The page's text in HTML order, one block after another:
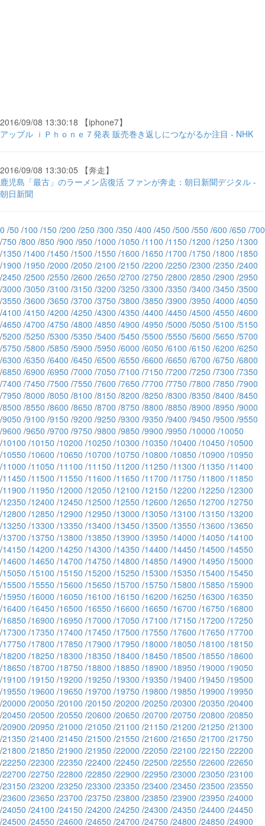
2016/09/08 13:30:18 【iphone7】
アップル ｉＰｈｏｎｅ７発表 販売巻き返しにつながるか注目 - NHK
2016/09/08 13:30:05 【奔走】
鹿児島「最古」のラーメン店復活 ファンが奔走：朝日新聞デジタル -
朝日新聞
0 /50 /100 /150 /200 /250 /300 /350 /400 /450 /500 /550 /600 /650 /700
/750 /800 /850 /900 /950 /1000 /1050 /1100 /1150 /1200 /1250 /1300
/1350 /1400 /1450 /1500 /1550 /1600 /1650 /1700 /1750 /1800 /1850
/1900 /1950 /2000 /2050 /2100 /2150 /2200 /2250 /2300 /2350 /2400
/2450 /2500 /2550 /2600 /2650 /2700 /2750 /2800 /2850 /2900 /2950
/3000 /3050 /3100 /3150 /3200 /3250 /3300 /3350 /3400 /3450 /3500
/3550 /3600 /3650 /3700 /3750 /3800 /3850 /3900 /3950 /4000 /4050
/4100 /4150 /4200 /4250 /4300 /4350 /4400 /4450 /4500 /4550 /4600
/4650 /4700 /4750 /4800 /4850 /4900 /4950 /5000 /5050 /5100 /5150
/5200 /5250 /5300 /5350 /5400 /5450 /5500 /5550 /5600 /5650 /5700
/5750 /5800 /5850 /5900 /5950 /6000 /6050 /6100 /6150 /6200 /6250
/6300 /6350 /6400 /6450 /6500 /6550 /6600 /6650 /6700 /6750 /6800
/6850 /6900 /6950 /7000 /7050 /7100 /7150 /7200 /7250 /7300 /7350
/7400 /7450 /7500 /7550 /7600 /7650 /7700 /7750 /7800 /7850 /7900
/7950 /8000 /8050 /8100 /8150 /8200 /8250 /8300 /8350 /8400 /8450
/8500 /8550 /8600 /8650 /8700 /8750 /8800 /8850 /8900 /8950 /9000
/9050 /9100 /9150 /9200 /9250 /9300 /9350 /9400 /9450 /9500 /9550
/9600 /9650 /9700 /9750 /9800 /9850 /9900 /9950 /10000 /10050
/10100 /10150 /10200 /10250 /10300 /10350 /10400 /10450 /10500
/10550 /10600 /10650 /10700 /10750 /10800 /10850 /10900 /10950
/11000 /11050 /11100 /11150 /11200 /11250 /11300 /11350 /11400
/11450 /11500 /11550 /11600 /11650 /11700 /11750 /11800 /11850
/11900 /11950 /12000 /12050 /12100 /12150 /12200 /12250 /12300
/12350 /12400 /12450 /12500 /12550 /12600 /12650 /12700 /12750
/12800 /12850 /12900 /12950 /13000 /13050 /13100 /13150 /13200
/13250 /13300 /13350 /13400 /13450 /13500 /13550 /13600 /13650
/13700 /13750 /13800 /13850 /13900 /13950 /14000 /14050 /14100
/14150 /14200 /14250 /14300 /14350 /14400 /14450 /14500 /14550
/14600 /14650 /14700 /14750 /14800 /14850 /14900 /14950 /15000
/15050 /15100 /15150 /15200 /15250 /15300 /15350 /15400 /15450
/15500 /15550 /15600 /15650 /15700 /15750 /15800 /15850 /15900
/15950 /16000 /16050 /16100 /16150 /16200 /16250 /16300 /16350
/16400 /16450 /16500 /16550 /16600 /16650 /16700 /16750 /16800
/16850 /16900 /16950 /17000 /17050 /17100 /17150 /17200 /17250
/17300 /17350 /17400 /17450 /17500 /17550 /17600 /17650 /17700
/17750 /17800 /17850 /17900 /17950 /18000 /18050 /18100 /18150
/18200 /18250 /18300 /18350 /18400 /18450 /18500 /18550 /18600
/18650 /18700 /18750 /18800 /18850 /18900 /18950 /19000 /19050
/19100 /19150 /19200 /19250 /19300 /19350 /19400 /19450 /19500
/19550 /19600 /19650 /19700 /19750 /19800 /19850 /19900 /19950
/20000 /20050 /20100 /20150 /20200 /20250 /20300 /20350 /20400
/20450 /20500 /20550 /20600 /20650 /20700 /20750 /20800 /20850
/20900 /20950 /21000 /21050 /21100 /21150 /21200 /21250 /21300
/21350 /21400 /21450 /21500 /21550 /21600 /21650 /21700 /21750
/21800 /21850 /21900 /21950 /22000 /22050 /22100 /22150 /22200
/22250 /22300 /22350 /22400 /22450 /22500 /22550 /22600 /22650
/22700 /22750 /22800 /22850 /22900 /22950 /23000 /23050 /23100
/23150 /23200 /23250 /23300 /23350 /23400 /23450 /23500 /23550
/23600 /23650 /23700 /23750 /23800 /23850 /23900 /23950 /24000
/24050 /24100 /24150 /24200 /24250 /24300 /24350 /24400 /24450
/24500 /24550 /24600 /24650 /24700 /24750 /24800 /24850 /24900